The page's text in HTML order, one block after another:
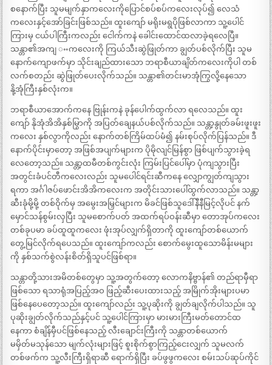
စနောက်ပြီး သူမမျက်နှာကလေးကိုပြောင်စပ်စပ်ကလေးလုပ်၍ လေသံ
ကလေးနှင့်အော်ခြင်းဖြစ်သည်။ ထူးကျော် မရိုးမရွပိုဖြစ်လာကာ သူ့ပေါင်
ကြားမှ ငယ်ပါကြီးကလည်း ငေါက်ကနဲ ခေါင်းထောင်ထလာခဲ့ရလေပြီ။
သန္တာ၏အကျ ႌကလေးကို ကြယ်သီးဆွဲဖြုတ်ကာ ချွတ်ပစ်လိုက်ပြီး သူမ
နောက်ကျောဖက်မှာ သိုင်းချည်ထားသော ဘရာစီယာချိတ်ကလေးကိုပါ တစ်
လက်စတည်း ဆွဲဖြုတ်ပေးလိုက်သည်။ သန္တာ၏တင်းမာအုံကြွလို့နေသော
နို့အုံကြီးနှစ်လုံးက။
ဘရာစီယာအောက်ကနေ ဗြုန်းကနဲ ခုန်ပေါက်ထွက်လာ ရလေသည်။ ထူး
ကျော် နိုအုံအိအိနှစ်မြွာကို အပြတ်ချေနယ်ပစ်လိုက်သည်။ သန္တာ့နွုတ်ခမ်းဖူးဖူး
ကလေး နှစ်လွာကိုလည်း နောက်တစ်ကြိမ်ထပ်မံ၍ နမ်းစုပ်လိုက်ပြန်သည်။ ဒီ
နောက်ပိုင်းမှာတော့ အဖြစ်အပျက်များက ပိုမိုလျင်မြန်စွာ ဖြစ်ပျက်သွားခဲ့ရ
လေတော့သည်။ သန္တာ့ထမီတစ်ကွင်းလုံး ကြမ်းပြင်ပေါ်မှာ ပုံကျသွားပြီး
အတွင်းခံပင်တီကလေးလည်း သူမပေါင်ရင်းဆီကနေ လျှောကျွတ်ကျသွား
ရကာ အင်္ဂါဇပ်ဖောင်းအိအိကလေးက အတိုင်းသားပေါ်ထွက်လာသည်။ သန္တာ့
ဆီးခုံမို့မို့ တစ်ဝိုက်မှ အမွေးအမြှင်များက မိခင်ဖြစ်သူဒေါ်နီနီမြင့်လိုပင် နက်
မှောင်သန်စွမ်းလှပြီး သူမစောက်ပတ် အထက်ရပ်ဝန်းဆီမှာ တောအုပ်ကလေး
တစ်ခုပမာ ခပ်ထူထူကလေး ဖုံးအုပ်လျှက်ရှိတာကို ထူးကျော်တစ်ယောက်
တွေ့မြင်လိုက်ရပေသည်။ ထူးကျော်ကလည်း စောက်မွေးထူသောမိန်းမများ
ကို နှစ်သက်စွဲလန်းစိတ်ရှိသူပင်ဖြစ်ရာ။
သန္တာတို့သားအမိတစ်တွေမှာ သူ့အတွက်တော့ လောကနိဗ္ဗာန်၏ တည်ရာမှီရာ
ဖြစ်သော ရသာရုံအပြည့်အဝ ဖြည့်ဆီးပေးထားသည့် အမြိုက်အိုးများပမာ
ဖြစ်နေပေတော့သည်။ ထူးကျော်လည်း သူ့ပုဆိုးကို ချွတ်ချလိုက်ပါသည်။ သူ
ပုဆိုးချွတ်လိုက်သည်နှင့်ပင် သူ့ပေါင်ကြားမှာ မားမားကြီးမတ်တောင်ထ
နေကာ စံချိန်မှီပင်ဖြစ်နေသည့် လီးချောင်းကြီးကို သန္တာတစ်ယောက်
မမှိတ်မသုန်သော မျက်လုံးများဖြင့် စူးစိုက်စွာကြည့်ငေးလျှက် သူမလက်
တစ်ဖက်က သူ့လီးကြီးရှိရာဆီ ရောက်ရှိပြီး ခပ်ဖွဖွကလေး စမ်းသပ်ဆုပ်ကိုင်